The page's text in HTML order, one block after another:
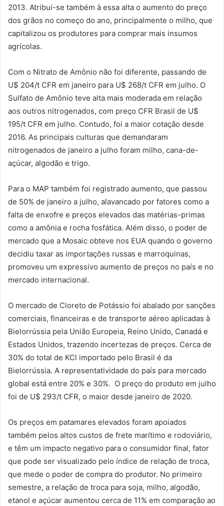
2013. Atribui-se também à essa alta o aumento do preço
dos grãos no começo do ano, principalmente o milho, que
capitalizou os produtores para comprar mais insumos
agrícolas.
Com o Nitrato de Amônio não foi diferente, passando de
U$ 204/t CFR em janeiro para U$ 268/t CFR em julho. O
Sulfato de Amônio teve alta mais moderada em relação
aos outros nitrogenados, com preço CFR Brasil de U$
195/t CFR em julho. Contudo, foi a maior cotação desde
2016. As principais culturas que demandaram
nitrogenados de janeiro a julho foram milho, cana-de-
açúcar, algodão e trigo.
Para o MAP também foi registrado aumento, que passou
de 50% de janeiro a julho, alavancado por fatores como a
falta de enxofre e preços elevados das matérias-primas
como a amônia e rocha fosfática. Além disso, o poder de
mercado que a Mosaic obteve nos EUA quando o governo
decidiu taxar as importações russas e marroquinas,
promoveu um expressivo aumento de preços no país e no
mercado internacional.
O mercado de Cloreto de Potássio foi abalado por sanções
comerciais, financeiras e de transporte aéreo aplicadas à
Bielorrússia pela União Europeia, Reino Unido, Canadá e
Estados Unidos, trazendo incertezas de preços. Cerca de
30% do total de KCl importado pelo Brasil é da
Bielorrússia. A representatividade do país para mercado
global está entre 20% e 30%. O preço do produto em julho
foi de U$ 293/t CFR, o maior desde janeiro de 2020.
Os preços em patamares elevados foram apoiados
também pelos altos custos de frete marítimo e rodoviário,
e têm um impacto negativo para o consumidor final, fator
que pode ser visualizado pelo índice de relação de troca,
que mede o poder de compra do produtor. No primeiro
semestre, a relação de troca para soja, milho, algodão,
etanol e açúcar aumentou cerca de 11% em comparação ao